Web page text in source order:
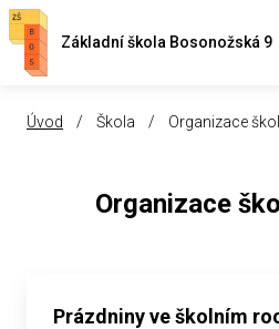
Základní škola Bosonožská 9
Úvod / Škola / Organizace
Organizace
Prázdniny ve školním